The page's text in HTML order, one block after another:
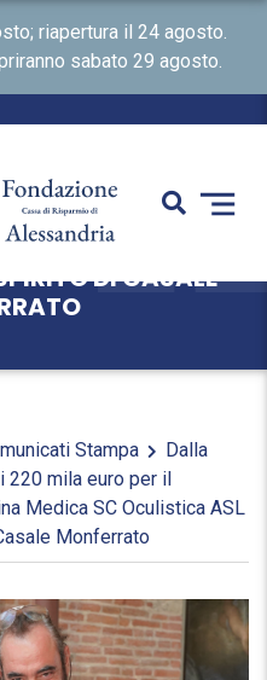
riapertura il 24 agosto.
sabato 29 agosto.
CONTRIBUTO
PER IL
CENTRO RETINA
ASL AL
DI CASALE
Stampa
Dalla
220 mila euro per il
Medica SC Oculistica ASL
Monferrato